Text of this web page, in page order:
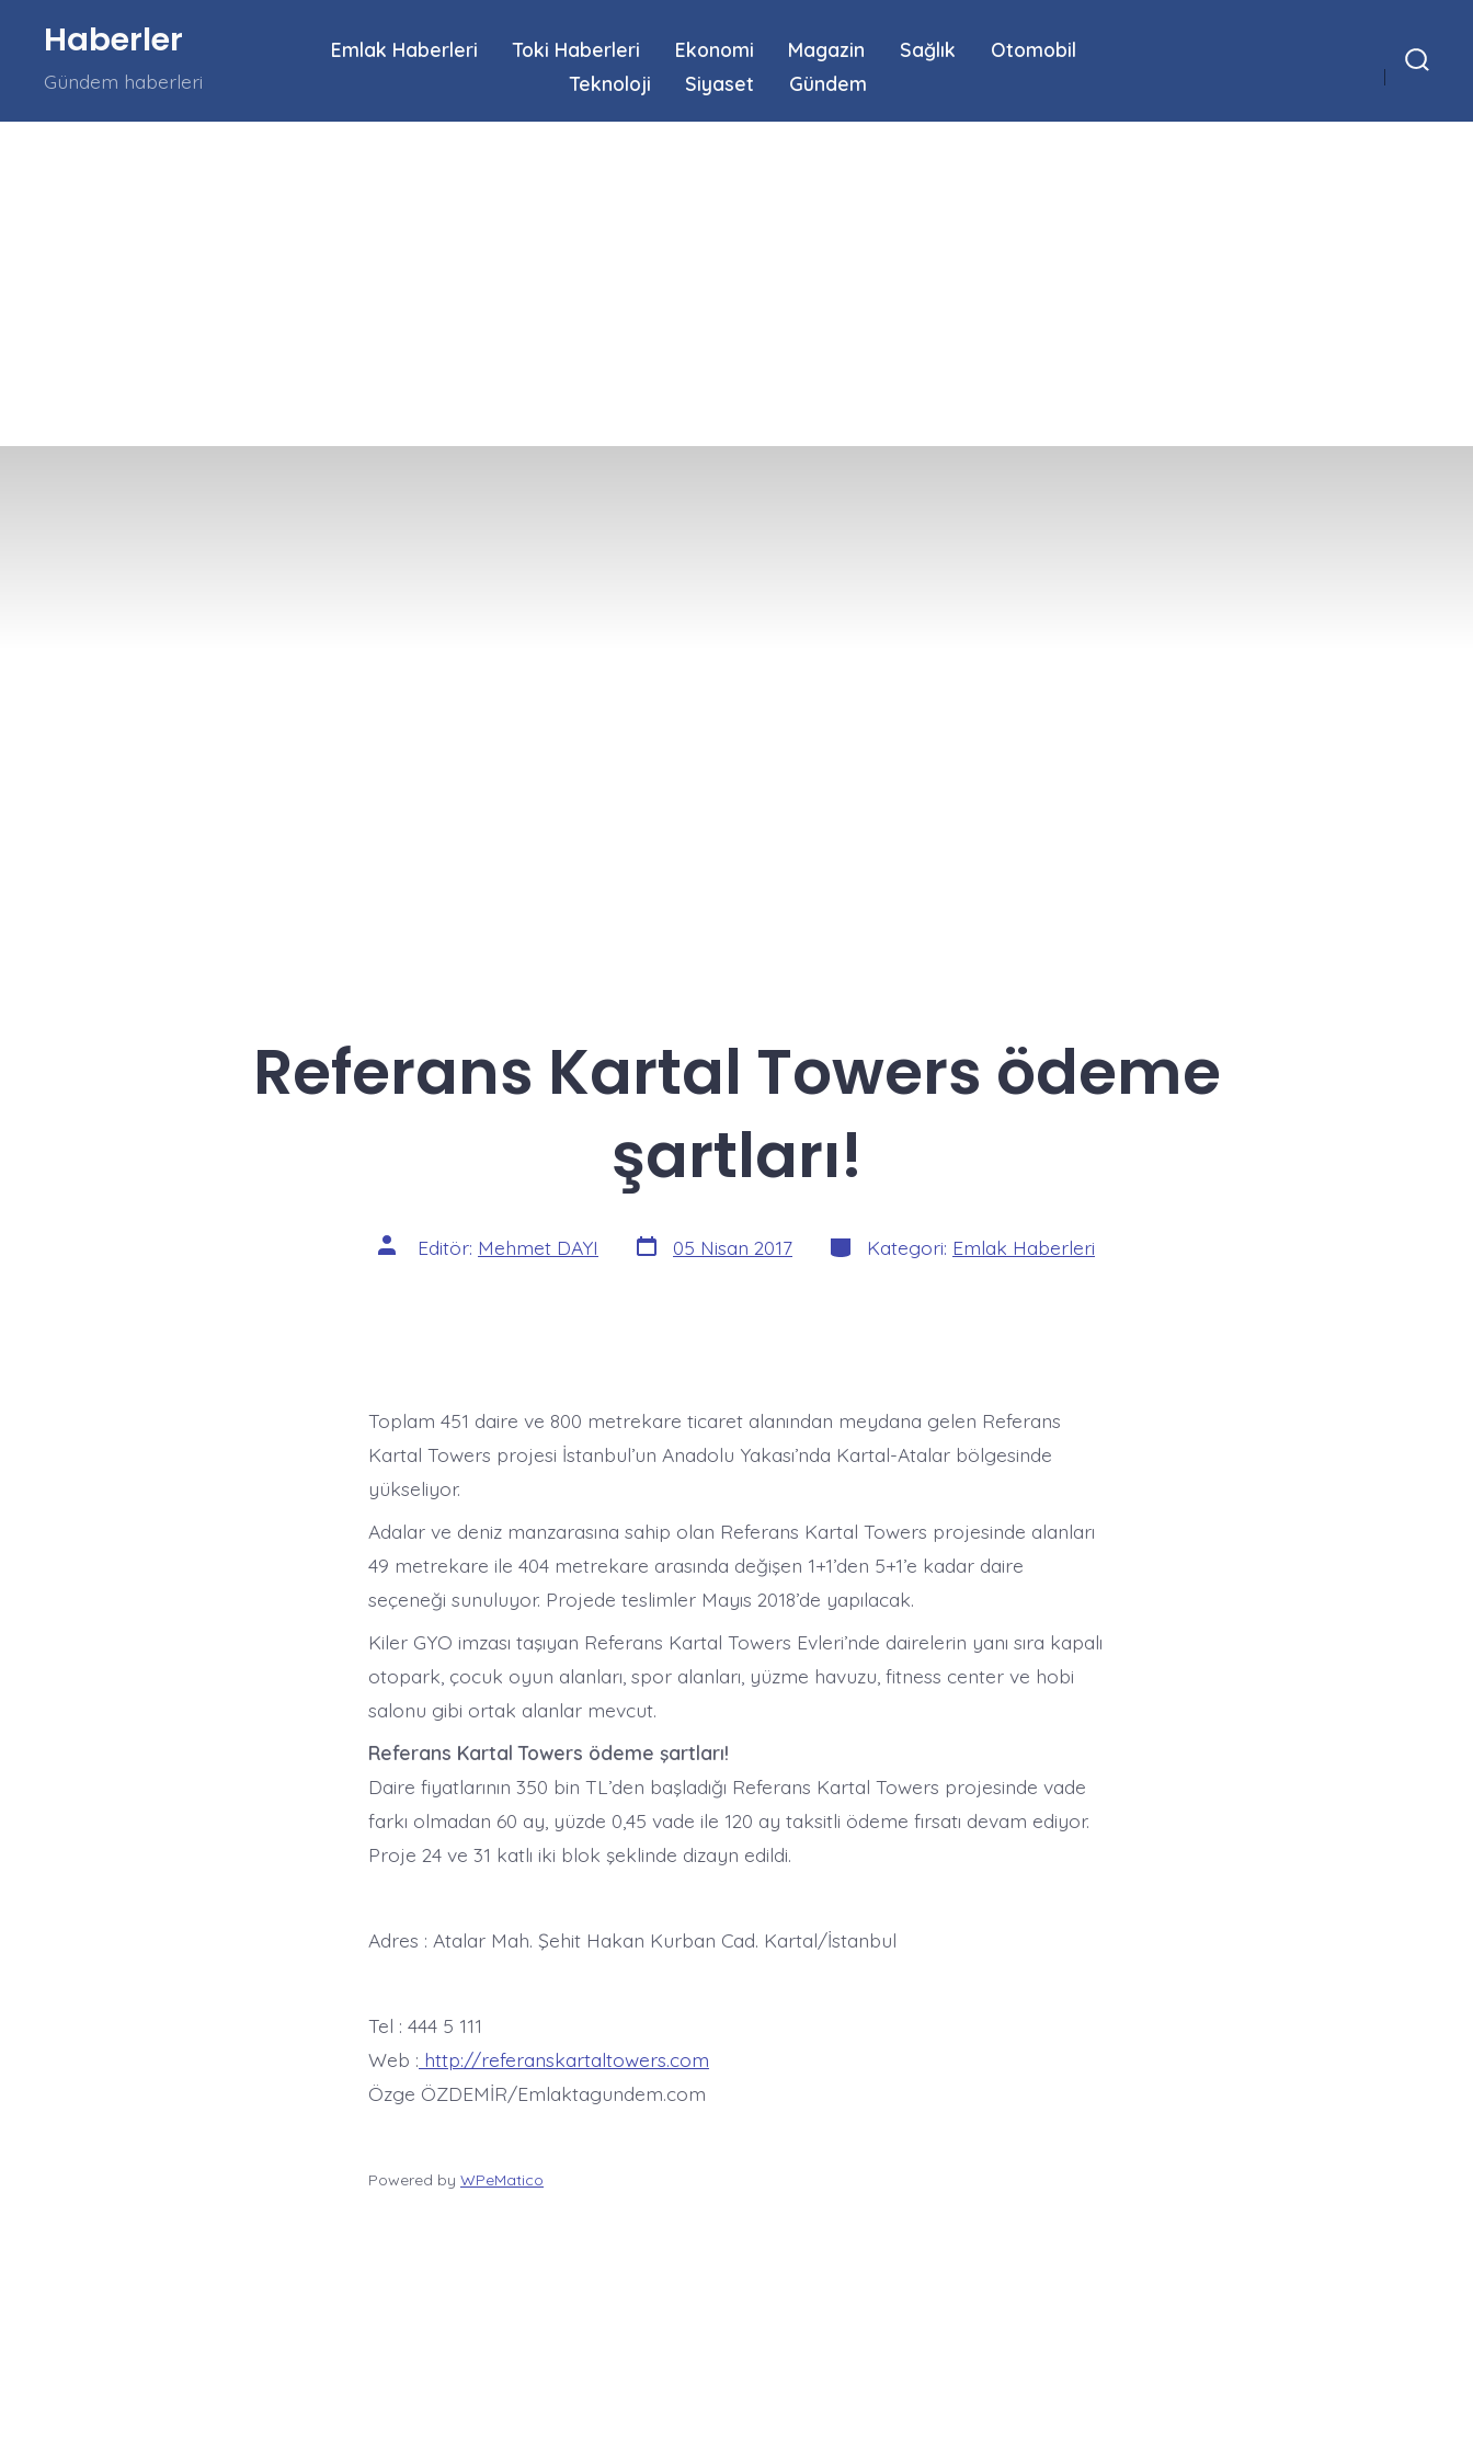
Arama
Göster/Gizle
Haberler
Gündem haberleri
Emlak Haberleri Toki Haberleri Ekonomi Magazin Sağlık
Otomobil
Teknoloji
Siyaset Gündem
Referans Kartal Towers ödeme
şartları!
Yazının
yazarı
Editör: Mehmet DAYI Yazı
tarihi
05 Nisan 2017 Kategoriler
Kategori: Emlak Haberleri
Toplam 451 daire ve 800 metrekare ticaret alanından meydana gelen Referans
Kartal Towers projesi İstanbul’un Anadolu Yakası’nda Kartal-Atalar bölgesinde
yükseliyor.
Adalar ve deniz manzarasına sahip olan Referans Kartal Towers projesinde alanları
49 metrekare ile 404 metrekare arasında değişen 1+1’den 5+1’e kadar daire
seçeneği sunuluyor. Projede teslimler Mayıs 2018’de yapılacak.
Kiler GYO imzası taşıyan Referans Kartal Towers Evleri’nde dairelerin yanı sıra kapalı
otopark, çocuk oyun alanları, spor alanları, yüzme havuzu, fitness center ve hobi
salonu gibi ortak alanlar mevcut.
Referans Kartal Towers ödeme şartları!
Daire fiyatlarının 350 bin TL’den başladığı Referans Kartal Towers projesinde vade
farkı olmadan 60 ay, yüzde 0,45 vade ile 120 ay taksitli ödeme fırsatı devam ediyor.
Proje 24 ve 31 katlı iki blok şeklinde dizayn edildi.
Adres : Atalar Mah. Şehit Hakan Kurban Cad. Kartal/İstanbul
Tel : 444 5 111
Web : http://referanskartaltowers.com
Özge ÖZDEMİR/Emlaktagundem.com
Powered by WPeMatico